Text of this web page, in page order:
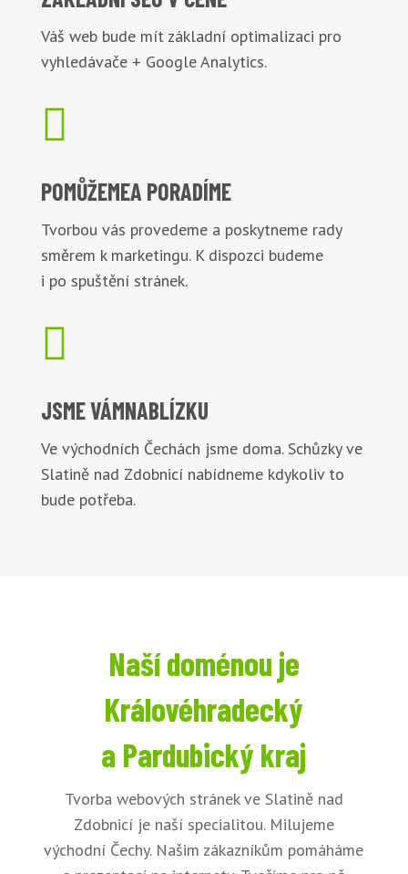
Váš web bude mít základní optimalizaci pro
vyhledávače + Google Analytics.

POMŮŽEMEA PORADÍME
Tvorbou vás provedeme a poskytneme rady
směrem k marketingu. K dispozci budeme
i po spuštění stránek.

JSME VÁMNABLÍZKU
Ve východních Čechách jsme doma. Schůzky ve
Slatině nad Zdobnicí nabídneme kdykoliv to
bude potřeba.
Naší doménou je
Královéhradecký
a Pardubický kraj
Tvorba webových stránek ve Slatině nad
Zdobnicí je naší specialitou. Milujeme
východní Čechy. Našim zákazníkům pomáháme